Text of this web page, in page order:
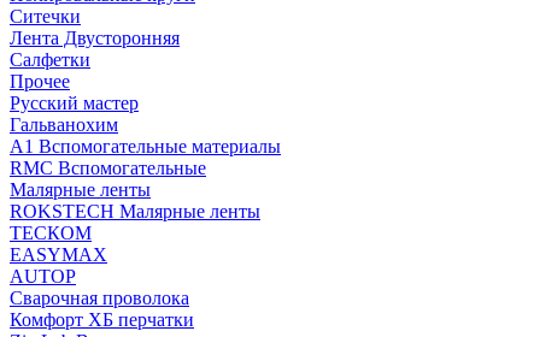
Ситечки
Лента Двусторонняя
Салфетки
Прочее
Русский мастер
Гальванохим
А1 Вспомогательные материалы
RMC Вспомогательные
Малярные ленты
ROKSTECH Малярные ленты
ТЕСКОМ
EASYMAX
AUTOP
Сварочная проволока
Комфорт ХБ перчатки